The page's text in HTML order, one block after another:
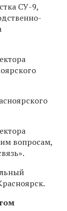
СУ-9,
вопросам,